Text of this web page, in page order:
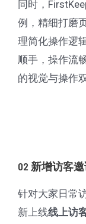
同时，
例，精细打磨
理简化操作逻
顺手，操作流
的视觉与操作
02 新增访客
针对大家日常
新上线线上访
捷
社
区
生
活